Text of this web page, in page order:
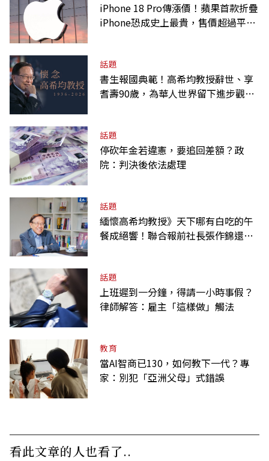
iPhone 18 Pro傳漲價！蘋果首款折疊
iPhone恐成史上最貴，售價超過平均
話題
書生報國典範！高希均教授辭世、享
耆壽90歲，為華人世界留下進步觀念
話題
停砍年金若違憲，要追回差額？政
院：判決後依法處理
話題
緬懷高希均教授》天下哪有白吃的午
餐成絕響！聯合報前社長張作錦還原
話題
上班遲到一分鐘，得請一小時事假？
律師解答：雇主「這樣做」觸法
教育
當AI智商已130，如何教下一代？專
家：別犯「亞洲父母」式錯誤
看此文章的人也看了..